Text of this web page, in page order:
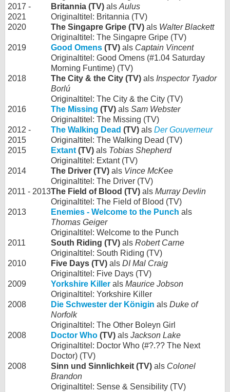
2017 -
2021
Britannia (TV) als Aulus
Originaltitel: Britannia (TV)
2020
The Singapre Gripe (TV) als Walter Blackett
Originaltitel: The Singapre Gripe (TV)
2019
Good Omens (TV) als Captain Vincent
Originaltitel: Good Omens (#1.04 Saturday
Morning Funtime) (TV)
2018
The City & the City (TV) als Inspector Tyador
Borlú
Originaltitel: The City & the City (TV)
2016
The Missing (TV) als Sam Webster
Originaltitel: The Missing (TV)
2012 -
2015
The Walking Dead (TV) als Der Gouverneur
Originaltitel: The Walking Dead (TV)
2015
Extant (TV) als Tobias Shepherd
Originaltitel: Extant (TV)
2014
The Driver (TV) als Vince McKee
Originaltitel: The Driver (TV)
2011 - 2013The Field of Blood (TV) als Murray Devlin
Originaltitel: The Field of Blood (TV)
2013
Enemies - Welcome to the Punch als
Thomas Geiger
Originaltitel: Welcome to the Punch
2011
South Riding (TV) als Robert Carne
Originaltitel: South Riding (TV)
2010
Five Days (TV) als DI Mal Craig
Originaltitel: Five Days (TV)
2009
Yorkshire Killer als Maurice Jobson
Originaltitel: Yorkshire Killer
2008
Die Schwester der Königin als Duke of
Norfolk
Originaltitel: The Other Boleyn Girl
2008
Doctor Who (TV) als Jackson Lake
Originaltitel: Doctor Who (#?.?? The Next
Doctor) (TV)
2008
Sinn und Sinnlichkeit (TV) als Colonel
Brandon
Originaltitel: Sense & Sensibility (TV)